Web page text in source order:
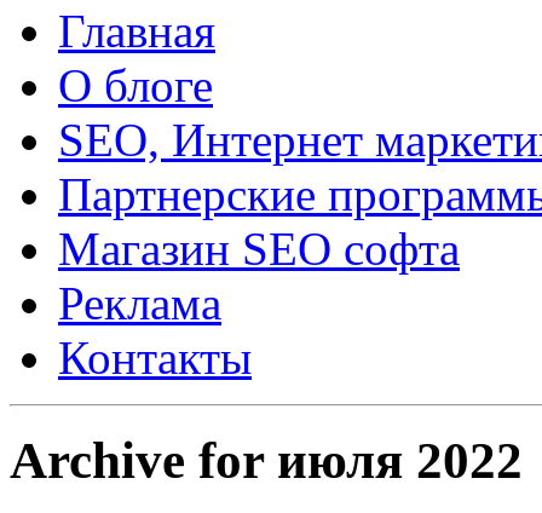
Главная
О блоге
SEO, Интернет
Партнерские
Магазин SEO софта
Реклама
Контакты
Archive for июля 2022